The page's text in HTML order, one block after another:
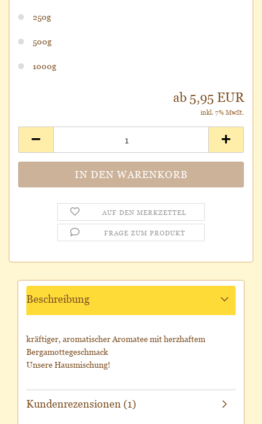
250g
500g
1000g
ab 5,95 EUR
inkl. 7% MwSt.
AUF DEN MERKZETTEL
FRAGE ZUM PRODUKT
Beschreibung
kräftiger, aromatischer Aromatee mit herzhaftem
Bergamottegeschmack
Unsere Hausmischung!
Kundenrezensionen (1)